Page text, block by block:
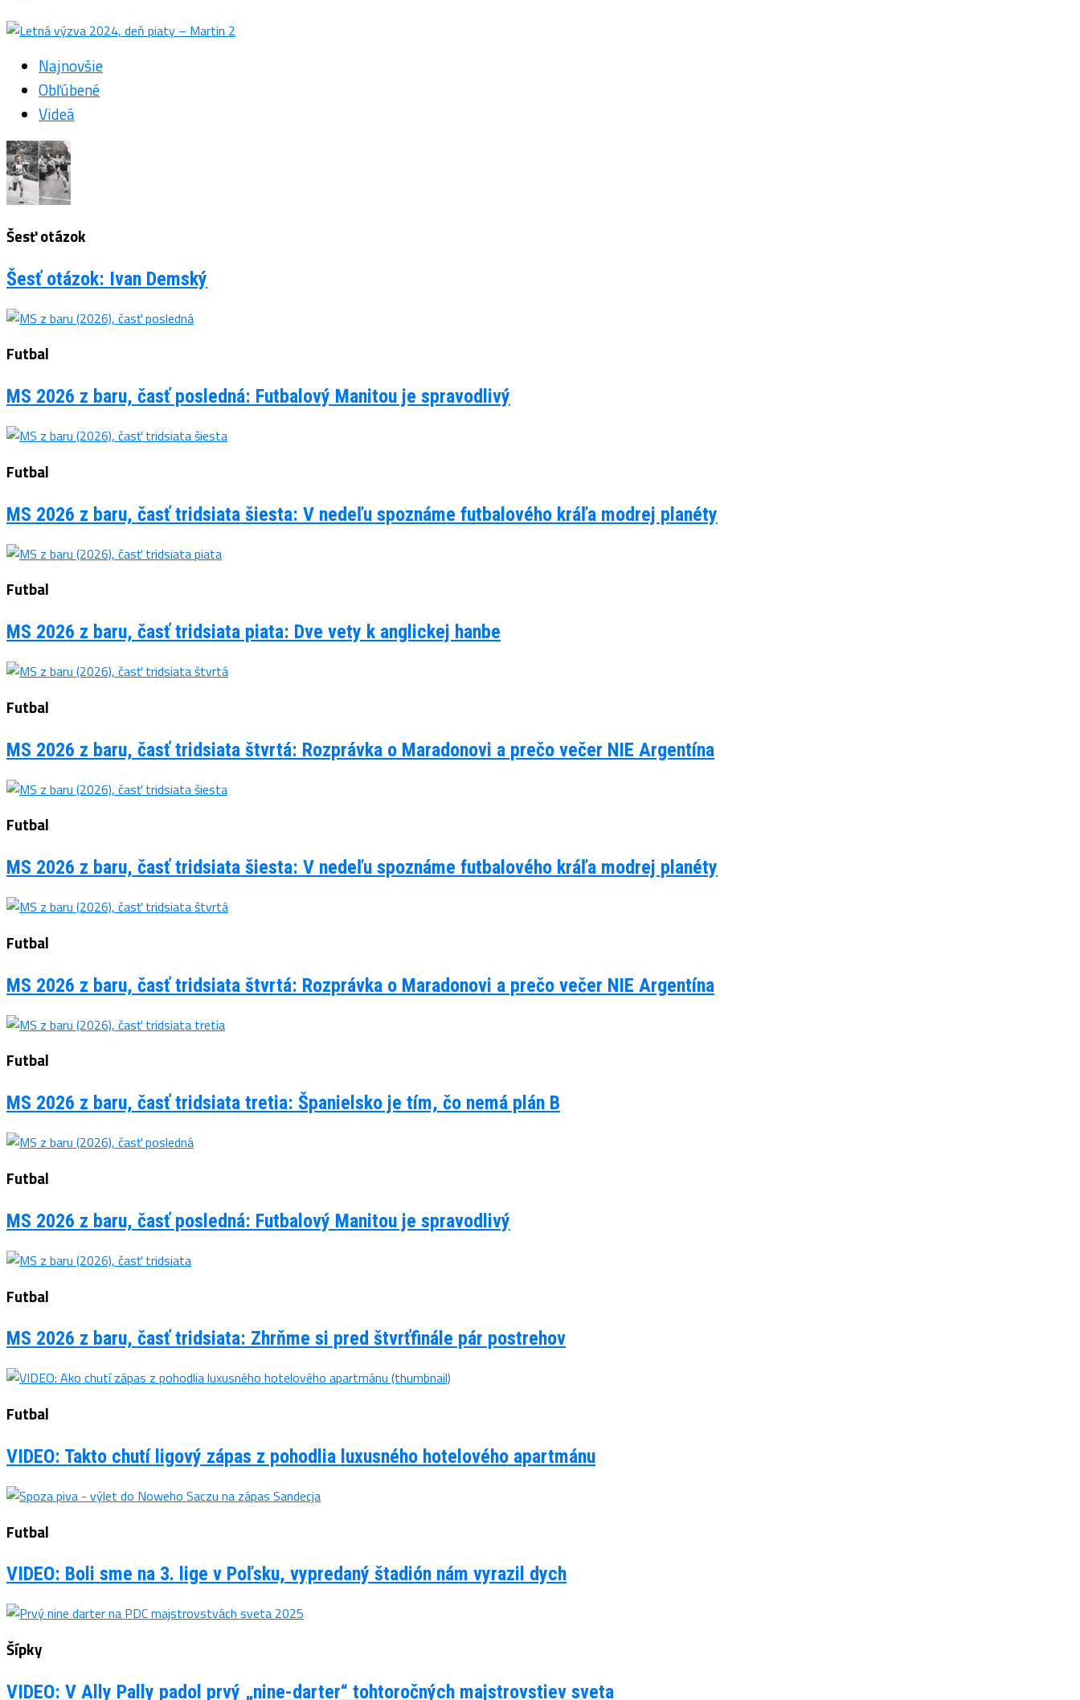
Najnovšie
Obľúbené
Videá
Šesť otázok
Šesť otázok: Ivan Demský
Futbal
MS 2026 z baru, časť posledná: Futbalový Manitou je spravodlivý
Futbal
MS 2026 z baru, časť tridsiata šiesta: V nedeľu spoznáme futbalového kráľa modrej planéty
Futbal
MS 2026 z baru, časť tridsiata piata: Dve vety k anglickej hanbe
Futbal
MS 2026 z baru, časť tridsiata štvrtá: Rozprávka o Maradonovi a prečo večer NIE Argentína
Futbal
MS 2026 z baru, časť tridsiata šiesta: V nedeľu spoznáme futbalového kráľa modrej planéty
Futbal
MS 2026 z baru, časť tridsiata štvrtá: Rozprávka o Maradonovi a prečo večer NIE Argentína
Futbal
MS 2026 z baru, časť tridsiata tretia: Španielsko je tím, čo nemá plán B
Futbal
MS 2026 z baru, časť posledná: Futbalový Manitou je spravodlivý
Futbal
MS 2026 z baru, časť tridsiata: Zhrňme si pred štvrťfinále pár postrehov
Futbal
VIDEO: Takto chutí ligový zápas z pohodlia luxusného hotelového apartmánu
Futbal
VIDEO: Boli sme na 3. lige v Poľsku, vypredaný štadión nám vyrazil dych
Šípky
VIDEO: V Ally Pally padol prvý „nine-darter“ tohtoročných majstrovstiev sveta